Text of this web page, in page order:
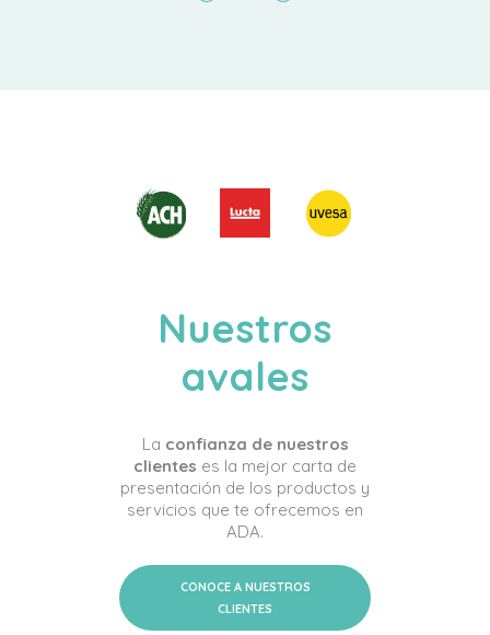
Nuestros
avales
La confianza de nuestros
clientes es la mejor carta de
presentación de los productos y
servicios que te ofrecemos en
ADA.
CONOCE A NUESTROS
CLIENTES